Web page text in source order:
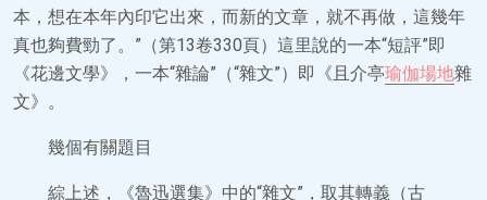
本，想在本年內印它出來，而新的文章，就不再做，這幾年
真也夠費勁了。”（第13卷330頁）這里說的一本“短評”即
《花邊文學》，一本“雜論”（“雜文”）即《且介亭瑜伽場地雜
文》。
幾個有關題目
綜上述，《魯迅選集》中的“雜文”，取其轉義（古